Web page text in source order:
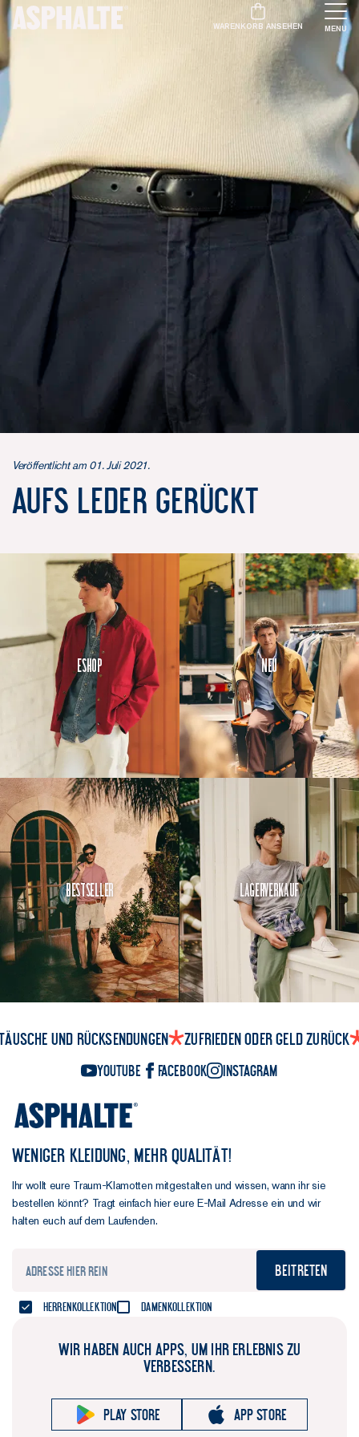
WARENKORB ANSEHEN MENU
Veröffentlicht am 01. Juli 2021.
Aufs Leder gerückt
Eshop Neu
Bestseller Lagerverkauf
und Rücksendungen Zufrieden oder Geld zurück
YouTube Facebook Instagram
WENIGER KLEIDUNG, MEHR QUALITÄT!
Ihr wollt eure Traum-Klamotten mitgestalten und wissen, wann ihr sie
bestellen könnt? Tragt einfach hier eure E-Mail Adresse ein und wir
halten euch auf dem Laufenden.
Beitreten
Herrenkollektion Damenkollektion
WIR HABEN AUCH APPS, UM IHR ERLEBNIS ZU
VERBESSERN.
Play store App store